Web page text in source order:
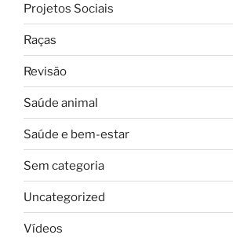
Projetos Sociais
Raças
Revisão
Saúde animal
Saúde e bem-estar
Sem categoria
Uncategorized
Vídeos